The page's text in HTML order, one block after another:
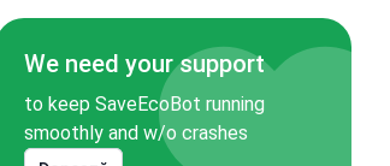
We need your support
to keep SaveEcoBot running
smoothly and w/o crashes